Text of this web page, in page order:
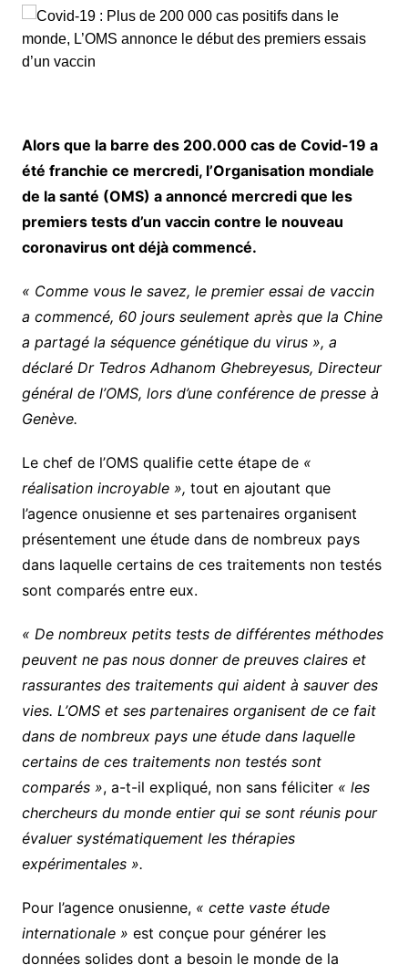
Alors que la barre des 200.000 cas de Covid-19 a
été franchie ce mercredi, l’Organisation mondiale
de la santé (OMS) a annoncé mercredi que les
premiers tests d’un vaccin contre le nouveau
coronavirus ont déjà commencé.
« Comme vous le savez, le premier essai de vaccin
a commencé, 60 jours seulement après que la Chine
a partagé la séquence génétique du virus », a
déclaré Dr Tedros Adhanom Ghebreyesus, Directeur
général de l’OMS, lors d’une conférence de presse à
Genève.
Le chef de l’OMS qualifie cette étape de «
réalisation incroyable », tout en ajoutant que
l’agence onusienne et ses partenaires organisent
présentement une étude dans de nombreux pays
dans laquelle certains de ces traitements non testés
sont comparés entre eux.
« De nombreux petits tests de différentes méthodes
peuvent ne pas nous donner de preuves claires et
rassurantes des traitements qui aident à sauver des
vies. L’OMS et ses partenaires organisent de ce fait
dans de nombreux pays une étude dans laquelle
certains de ces traitements non testés sont
comparés », a-t-il expliqué, non sans féliciter « les
chercheurs du monde entier qui se sont réunis pour
évaluer systématiquement les thérapies
expérimentales ».
Pour l’agence onusienne, « cette vaste étude
internationale » est conçue pour générer les
données solides dont a besoin le monde de la